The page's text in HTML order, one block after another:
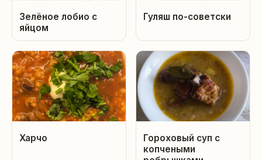
Зелёное лобио с
яйцом
Гуляш по-советски
Харчо
Гороховый суп с
копчеными